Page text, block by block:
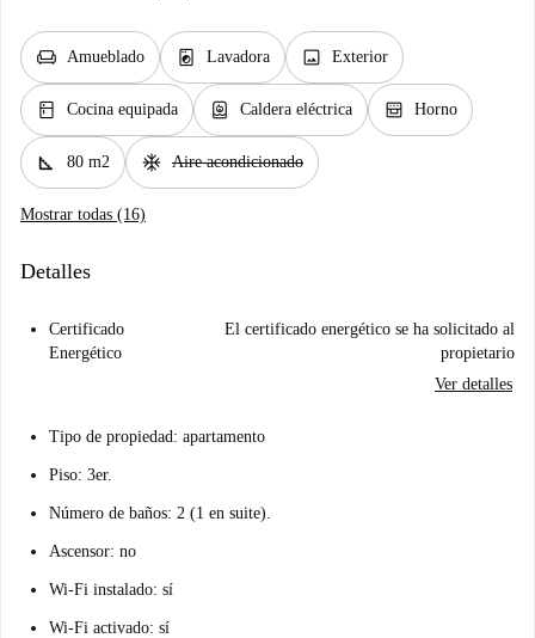
chair Amueblado local_laundry_service Lavadora image Exterior
kitchen Cocina equipada water_heater Caldera eléctrica oven_gen Horno
square_foot 80 m2 ac_unit Aire acondicionado
Mostrar todas (16)
Detalles
Certificado
Energético
El certificado energético se ha solicitado al
propietario
Ver detalles
Tipo de propiedad: apartamento
Piso: 3er.
Número de baños: 2 (1 en suite).
Ascensor: no
Wi-Fi instalado: sí
Wi-Fi activado: sí